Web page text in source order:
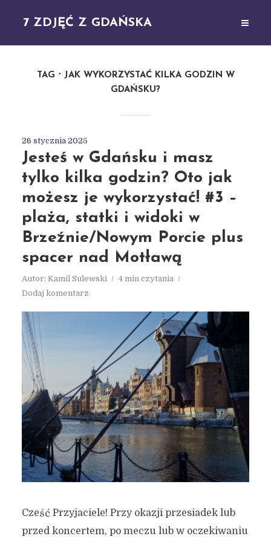
7 ZDJĘĆ Z GDAŃSKA
TAG
JAK WYKORZYSTAĆ KILKA GODZIN W
GDAŃSKU?
26 stycznia 2025
Jesteś w Gdańsku i masz
tylko kilka godzin? Oto jak
możesz je wykorzystać! #3 –
plaża, statki i widoki w
Brzeźnie/Nowym Porcie plus
spacer nad Motławą
Autor: Kamil Sulewski
4 min czytania
Dodaj komentarz
Cześć Przyjaciele! Przy okazji przesiadek lub
przed koncertem, po meczu lub w oczekiwaniu